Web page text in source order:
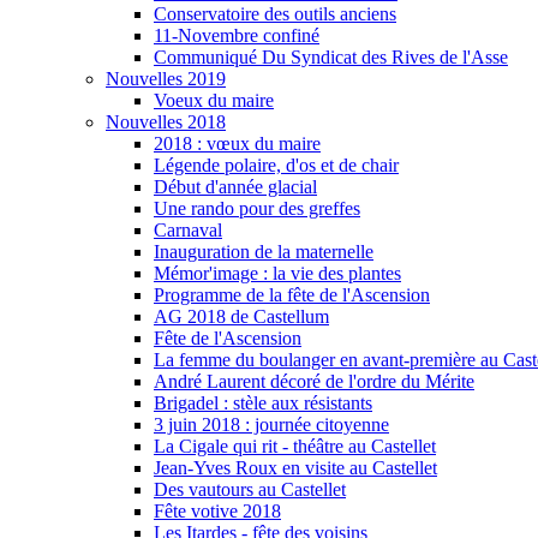
Conservatoire des outils anciens
11-Novembre confiné
Communiqué Du Syndicat des Rives de l'Asse
Nouvelles 2019
Voeux du maire
Nouvelles 2018
2018 : vœux du maire
Légende polaire, d'os et de chair
Début d'année glacial
Une rando pour des greffes
Carnaval
Inauguration de la maternelle
Mémor'image : la vie des plantes
Programme de la fête de l'Ascension
AG 2018 de Castellum
Fête de l'Ascension
La femme du boulanger en avant-première au
André Laurent décoré de l'ordre du Mérite
Brigadel : stèle aux résistants
3 juin 2018 : journée citoyenne
La Cigale qui rit - théâtre au Castellet
Jean-Yves Roux en visite au Castellet
Des vautours au Castellet
Fête votive 2018
Les Itardes - fête des voisins